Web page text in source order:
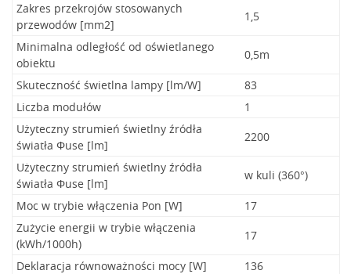
Zakres przekrojów stosowanych
przewodów [mm2]
1,5
Minimalna odległość od oświetlanego
obiektu
0,5m
Skuteczność świetlna lampy [lm/W]
83
Liczba modułów
1
Użyteczny strumień świetlny źródła
światła Φuse [lm]
2200
Użyteczny strumień świetlny źródła
światła Φuse [lm]
w kuli (360°)
Moc w trybie włączenia Pon [W]
17
Zużycie energii w trybie włączenia
(kWh/1000h)
17
Deklaracja równoważności mocy [W]
136